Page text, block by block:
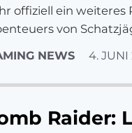
NEWS 4. JUNI
offiziell ein weiteres
von
Raider: